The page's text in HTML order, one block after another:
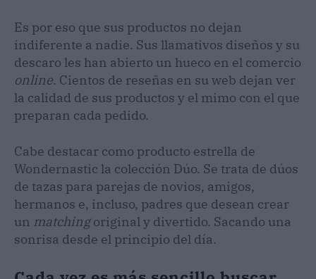
Es por eso que sus productos no dejan
indiferente a nadie. Sus llamativos diseños y su
descaro les han abierto un hueco en el comercio
online. Cientos de reseñas en su web dejan ver
la calidad de sus productos y el mimo con el que
preparan cada pedido.
Cabe destacar como producto estrella de
Wondernastic la colección Dúo. Se trata de dúos
de tazas para parejas de novios, amigos,
hermanos e, incluso, padres que desean crear
un matchingoriginal y divertido. Sacando una
sonrisa desde el principio del día.